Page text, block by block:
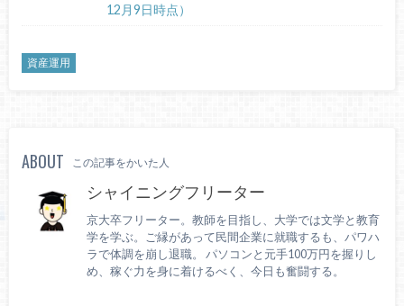
12月9日時点）
資産運用
ABOUT この記事をかいた人
シャイニングフリーター
京大卒フリーター。教師を目指し、大学では文学と教育
学を学ぶ。ご縁があって民間企業に就職するも、パワハ
ラで体調を崩し退職。 パソコンと元手100万円を握りし
め、稼ぐ力を身に着けるべく、今日も奮闘する。